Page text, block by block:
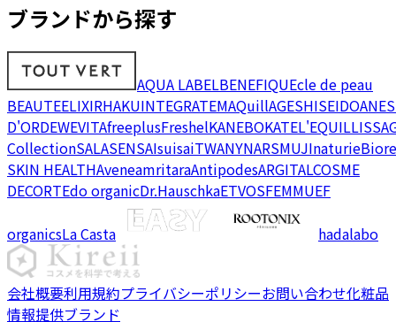
ブランドから探す
AQUA LABELBENEFIQUEcle de peau
BEAUTEELIXIRHAKUINTEGRATEMAQuillAGESHISEIDO
D'ORDEWEVITAfreeplusFreshelKANEBOKATEL'EQUIL
CollectionSALASENSAIsuisaiTWANYNARSMUJInaturieBiore
SKIN HEALTHAveneamritaraAntipodesARGITALCOSME
DECORTEdo organicDr.HauschkaETVOSFEMMUEF
organicsLa Casta hadalabo
会社概要利用規約プライバシーポリシーお問い合わせ化粧品
情報提供ブランド